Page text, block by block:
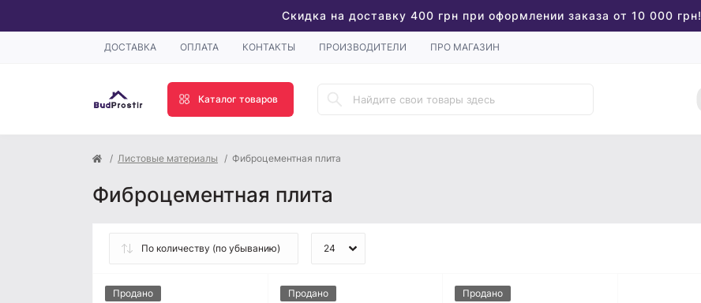
Скидка на доставку 400 грн при оформлении заказа от 10 000 грн!
ДОСТАВКА ОПЛАТА КОНТАКТЫ ПРОИЗВОДИТЕЛИ ПРО МАГАЗИН
Каталог товаров
Листовые материалы Фиброцементная плита
Фиброцементная плита
Продано Продано Продано